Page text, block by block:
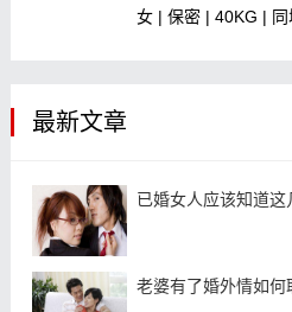
女 | 保密 | 40KG | 同
最新文章
已婚女人应该知道这
老婆有了婚外情如何